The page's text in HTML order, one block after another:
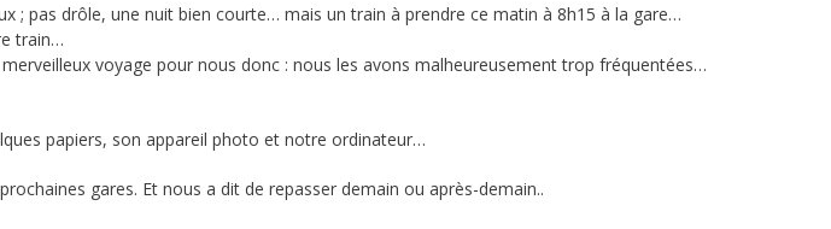
; pas drôle, une nuit bien courte… mais un train à prendre ce matin à 8h15 à la gare…
train…
voyage pour nous donc : nous les avons malheureusement trop fréquentées…
papiers, son appareil photo et notre ordinateur…
gares. Et nous a dit de repasser demain ou après-demain..